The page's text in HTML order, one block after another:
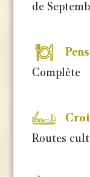
de
Complète
Routes